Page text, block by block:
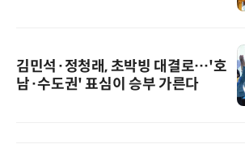
김민석·정청래, 초박빙 대결로…'호
남·수도권' 표심이 승부 가른다